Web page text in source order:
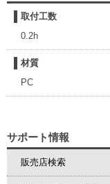
取付工数
0.2h
材質
PC
サポート情報
販売店検索